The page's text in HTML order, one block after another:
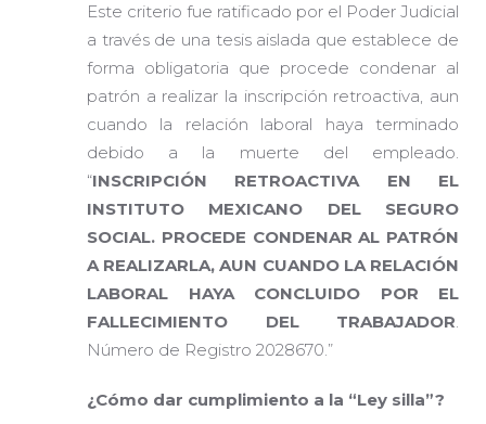
Este criterio fue ratificado por el Poder Judicial
a través de una tesis aislada que establece de
forma obligatoria que procede condenar al
patrón a realizar la inscripción retroactiva, aun
cuando la relación laboral haya terminado
debido a la muerte del empleado.
“INSCRIPCIÓN RETROACTIVA EN EL
INSTITUTO MEXICANO DEL SEGURO
SOCIAL. PROCEDE CONDENAR AL PATRÓN
A REALIZARLA, AUN CUANDO LA RELACIÓN
LABORAL HAYA CONCLUIDO POR EL
FALLECIMIENTO DEL TRABAJADOR.
Número de Registro 2028670.”
¿Cómo dar cumplimiento a la “Ley silla”?